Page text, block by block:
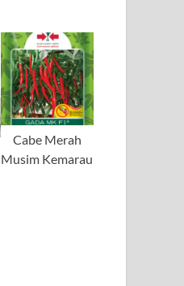
Cabe Merah
Musim Kemarau